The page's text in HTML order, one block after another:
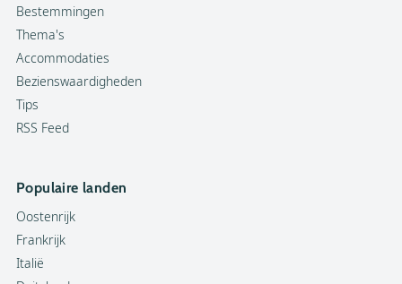
Bestemmingen
Thema's
Accommodaties
Bezienswaardigheden
Tips
RSS Feed
Populaire landen
Oostenrijk
Frankrijk
Italië